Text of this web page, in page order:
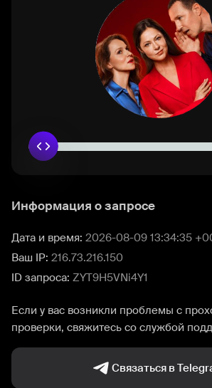
Информация о запросе
Дата и время: 2026-08-09 13:34:35
Ваш IP: 216.73.216.150
ID запроса: ZYT9H5VNi4Y1
Если у вас возникли проблемы с
проверки, свяжитесь со службой
Связаться в